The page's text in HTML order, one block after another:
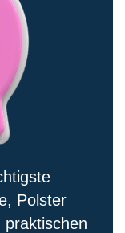
Polster
praktischen